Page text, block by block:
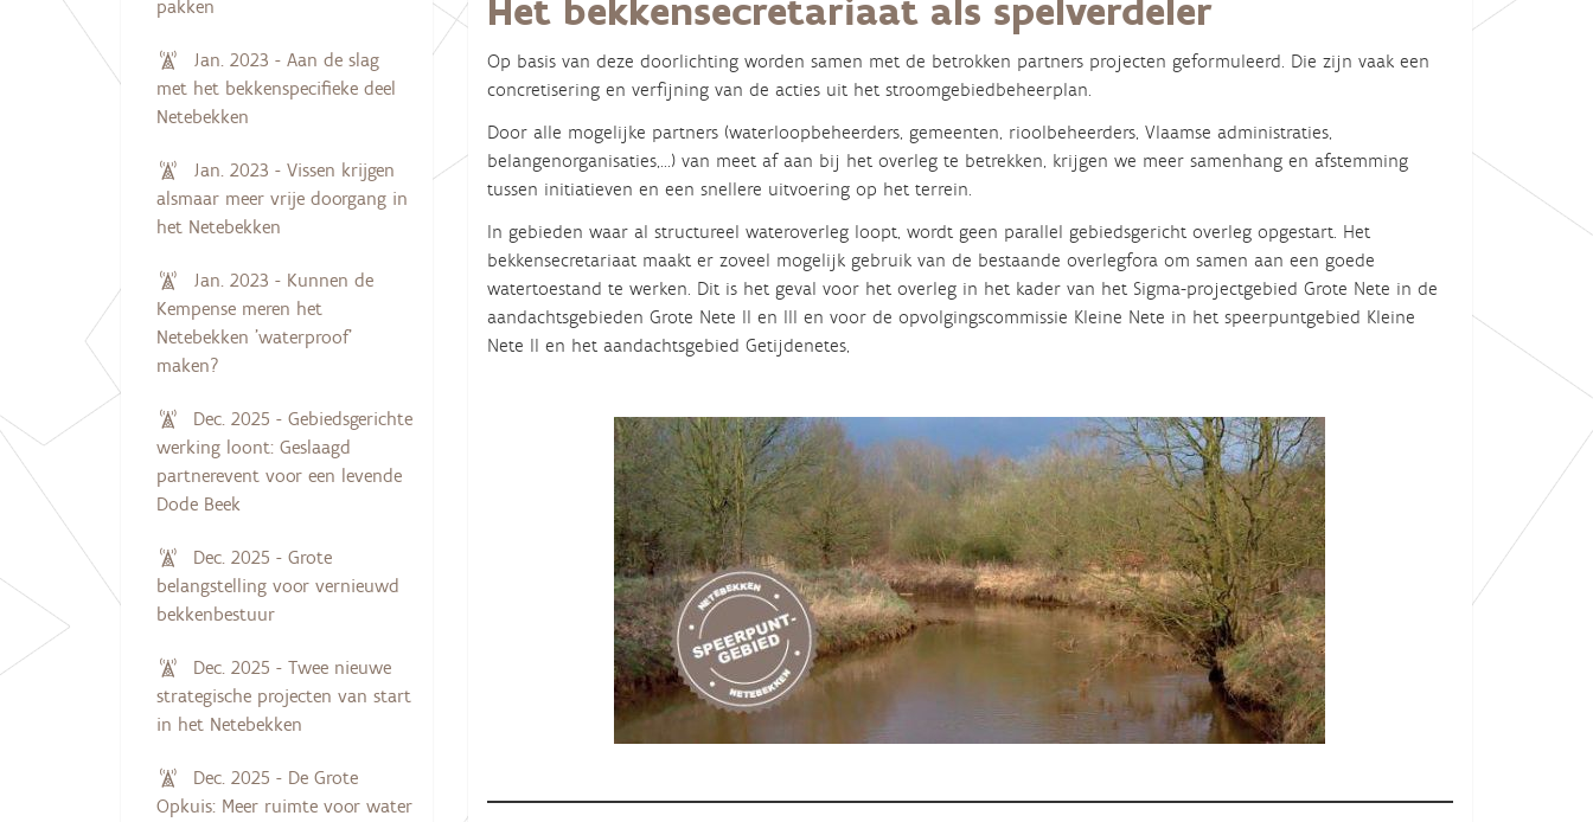
Het bekkensecretariaat als spelverdeler
Op basis van deze doorlichting worden samen met de betrokken partners projecten geformuleerd. Die zijn vaak een
concretisering en verfijning van de acties uit het stroomgebiedbeheerplan.
Door alle mogelijke partners (waterloopbeheerders, gemeenten, rioolbeheerders, Vlaamse administraties,
belangenorganisaties,...) van meet af aan bij het overleg te betrekken, krijgen we meer samenhang en afstemming
tussen initiatieven en een snellere uitvoering op het terrein.
In gebieden waar al structureel wateroverleg loopt, wordt geen parallel gebiedsgericht overleg opgestart. Het
bekkensecretariaat maakt er zoveel mogelijk gebruik van de bestaande overlegfora om samen aan een goede
watertoestand te werken. Dit is het geval voor het overleg in het kader van het Sigma-projectgebied Grote Nete in de
aandachtsgebieden Grote Nete II en III en voor de opvolgingscommissie Kleine Nete in het speerpuntgebied Kleine
Nete II en het aandachtsgebied Getijdenetes,
pakken
Jan. 2023 - Aan de slag
met het bekkenspecifieke deel
Netebekken
Jan. 2023 - Vissen krijgen
alsmaar meer vrije doorgang in
het Netebekken
Jan. 2023 - Kunnen de
Kempense meren het
Netebekken 'waterproof'
maken?
Dec. 2025 - Gebiedsgerichte
werking loont: Geslaagd
partnerevent voor een levende
Dode Beek
Dec. 2025 - Grote
belangstelling voor vernieuwd
bekkenbestuur
Dec. 2025 - Twee nieuwe
strategische projecten van start
in het Netebekken
Dec. 2025 - De Grote
Opkuis: Meer ruimte voor water